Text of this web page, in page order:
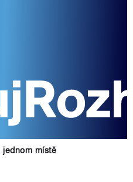
jednom místě